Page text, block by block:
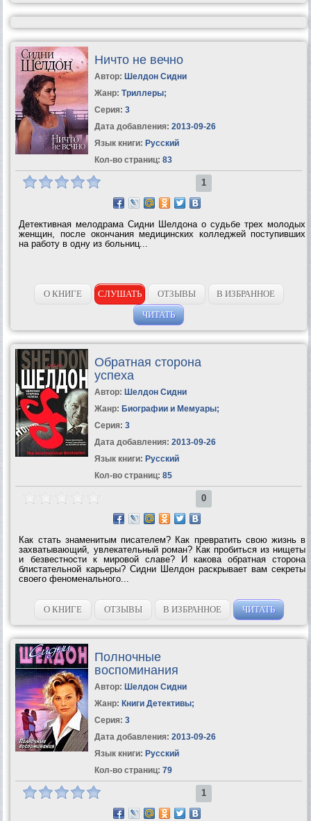
Ничто не вечно
Автор: Шелдон Сидни
Жанр: Триллеры;
Серия: 3
Дата добавления: 2013-09-26
Язык книги: Русский
Кол-во страниц: 83
1
Детективная мелодрама Сидни Шелдона о судьбе трех молодых
женщин, после окончания медицинских колледжей поступивших
на работу в одну из больниц...
О КНИГЕ СЛУШАТЬ ОТЗЫВЫ
В ИЗБРАННОЕ
ЧИТАТЬ
Обратная сторона
успеха
Автор: Шелдон Сидни
Жанр: Биографии и Мемуары;
Серия: 3
Дата добавления: 2013-09-26
Язык книги: Русский
Кол-во страниц: 85
0
Как стать знаменитым писателем? Как превратить свою жизнь в
захватывающий, увлекательный роман? Как пробиться из нищеты
и безвестности к мировой славе? И какова обратная сторона
блистательной карьеры? Сидни Шелдон раскрывает вам секреты
своего феноменального...
О КНИГЕ ОТЗЫВЫ В ИЗБРАННОЕ ЧИТАТЬ
Полночные
воспоминания
Автор: Шелдон Сидни
Жанр: Книги Детективы;
Серия: 3
Дата добавления: 2013-09-26
Язык книги: Русский
Кол-во страниц: 79
1